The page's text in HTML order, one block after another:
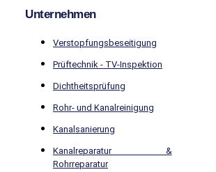
Unternehmen
Verstopfungsbeseitigung
Prüftechnik - TV-Inspektion
Dichtheitsprüfung
Rohr- und Kanalreinigung
Kanalsanierung
Kanalreparatur &
Rohrreparatur